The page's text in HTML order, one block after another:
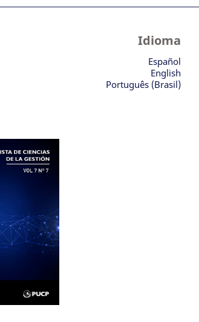
Idioma
Español
English
Português (Brasil)